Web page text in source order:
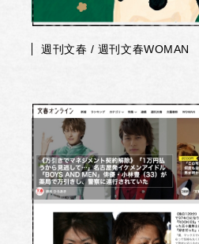
週刊文春 / 週刊文春WOMAN